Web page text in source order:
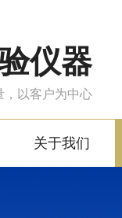
仪器
，以客户为中心
关于我们